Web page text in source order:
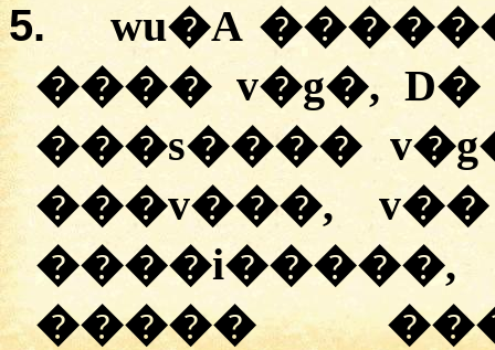
5.
wu�A
���� v�g�,
���s����
���v���, v��
�����